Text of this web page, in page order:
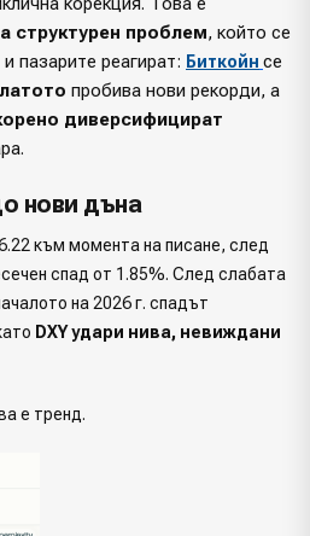
структурен проблем, който се
пазарите реагират: Биткойн се
пробива нови рекорди, а
диверсифицират
нови дъна
към момента на писане, след
спад от 1.85%. След слабата
на 2026 г. спадът
DXY удари нива, невиждани
е тренд.